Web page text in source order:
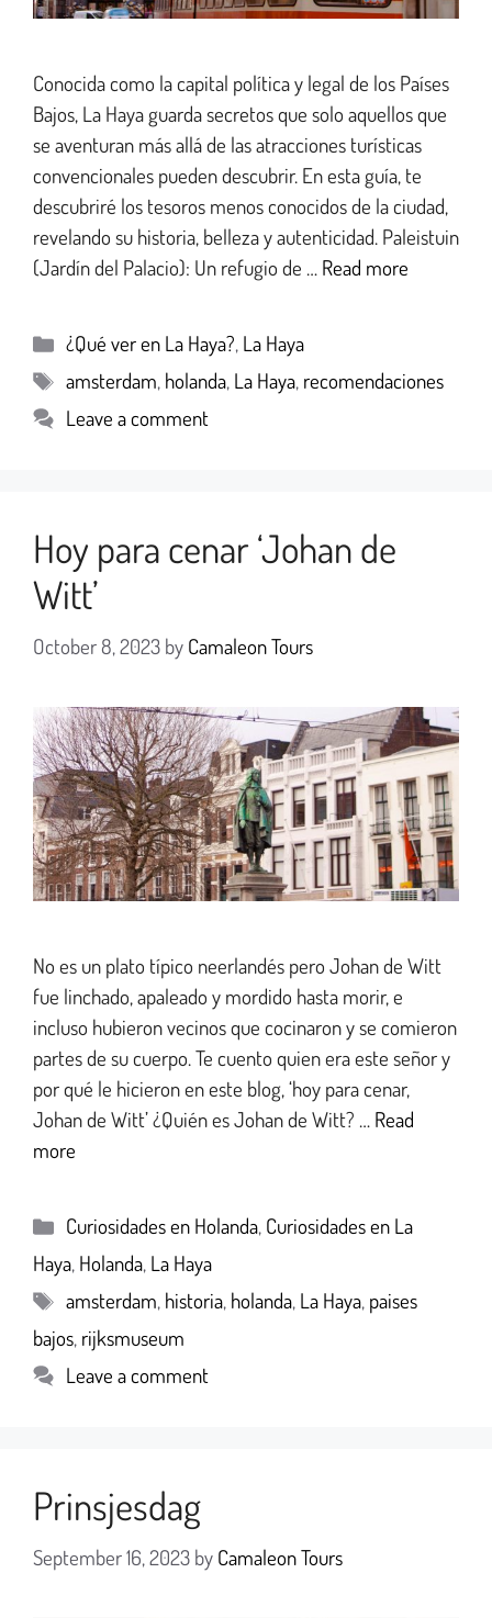
Conocida como la capital política y legal de los Países
Bajos, La Haya guarda secretos que solo aquellos que
se aventuran más allá de las atracciones turísticas
convencionales pueden descubrir. En esta guía, te
descubriré los tesoros menos conocidos de la ciudad,
revelando su historia, belleza y autenticidad. Paleistuin
(Jardín del Palacio): Un refugio de … Read more
¿Qué ver en La Haya?, La Haya
amsterdam, holanda, La Haya, recomendaciones
Leave a comment
Hoy para cenar ‘Johan de
Witt’
October 8, 2023 by Camaleon Tours
No es un plato típico neerlandés pero Johan de Witt
fue linchado, apaleado y mordido hasta morir, e
incluso hubieron vecinos que cocinaron y se comieron
partes de su cuerpo. Te cuento quien era este señor y
por qué le hicieron en este blog, ‘hoy para cenar,
Johan de Witt’ ¿Quién es Johan de Witt? … Read
more
Curiosidades en Holanda, Curiosidades en La
Haya, Holanda, La Haya
amsterdam, historia, holanda, La Haya, paises
bajos, rijksmuseum
Leave a comment
Prinsjesdag
September 16, 2023 by Camaleon Tours